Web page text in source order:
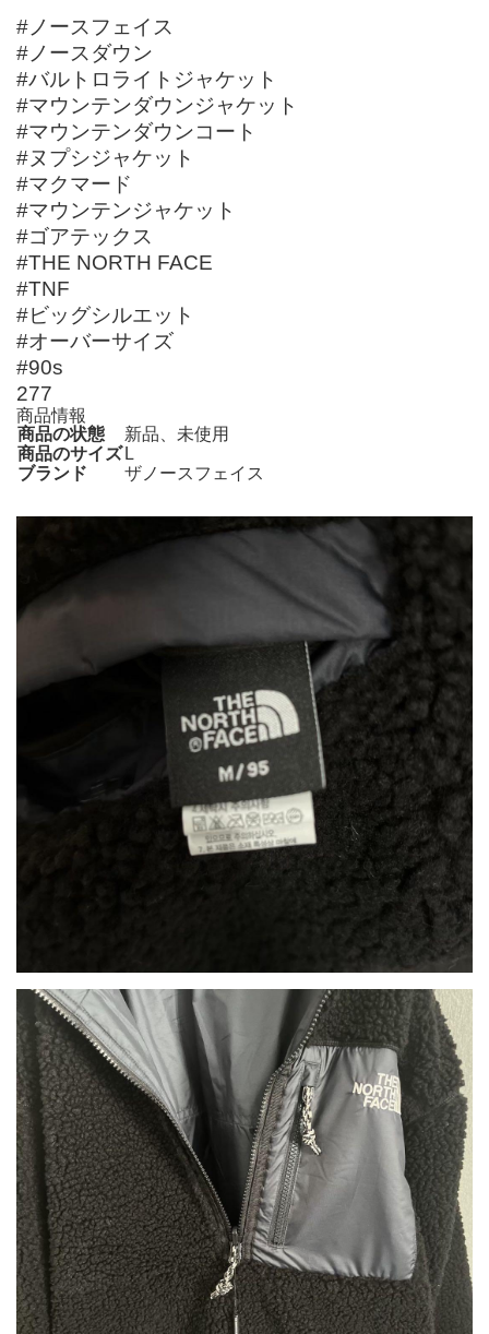
#ノースフェイス
#ノースダウン
#バルトロライトジャケット
#マウンテンダウンジャケット
#マウンテンダウンコート
#ヌプシジャケット
#マクマード
#マウンテンジャケット
#ゴアテックス
#THE NORTH FACE
#TNF
#ビッグシルエット
#オーバーサイズ
#90s
277
商品情報
商品の状態
新品、未使用
商品のサイズ L
ブランド
ザノースフェイス